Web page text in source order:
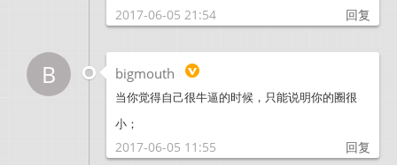
2017-06-05 21:54 回复
B bigmouth
当你觉得自己很牛逼的时候，只能说明你的圈很
小；
2017-06-05 11:55 回复